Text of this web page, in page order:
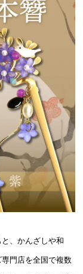
、かんざしや和
門店を全国で複数